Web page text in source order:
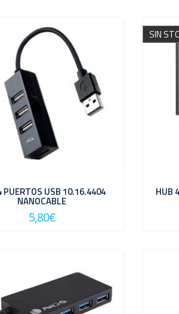
PUERTOS USB 10.16.4404
NANOCABLE
5,80€
SIN
HUB